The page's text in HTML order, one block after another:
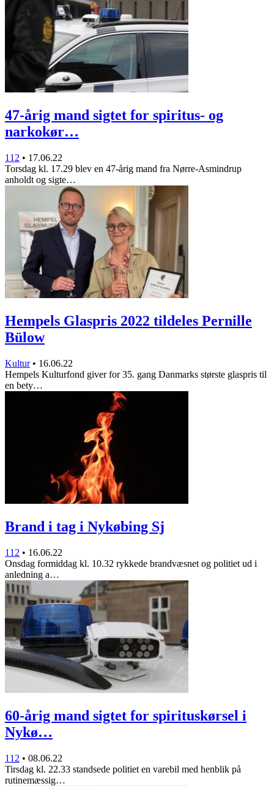
47-årig mand sigtet for spiritus- og
narkokør…
112 • 17.06.22
Torsdag kl. 17.29 blev en 47-årig mand fra Nørre-Asmindrup
anholdt og sigte…
Hempels Glaspris 2022 tildeles Pernille
Bülow
Kultur • 16.06.22
Hempels Kulturfond giver for 35. gang Danmarks største glaspris til
en bety…
Brand i tag i Nykøbing Sj
112 • 16.06.22
Onsdag formiddag kl. 10.32 rykkede brandvæsnet og politiet ud i
anledning a…
60-årig mand sigtet for spirituskørsel i
Nykø…
112 • 08.06.22
Tirsdag kl. 22.33 standsede politiet en varebil med henblik på
rutinemæssig…